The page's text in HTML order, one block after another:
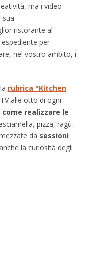
ma i video
sua
ristorante al
per
nel vostro ambito, i
rubrica "Kitchen
alle otto di ogni
realizzare le
pizza, ragù
da sessioni
la curiosità degli